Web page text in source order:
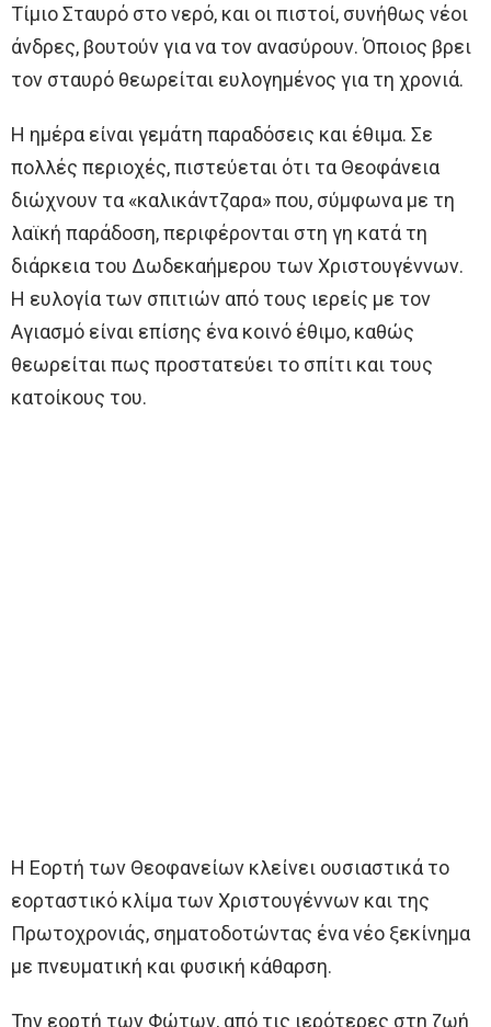
Τίμιο Σταυρό στο νερό, και οι πιστοί, συνήθως νέοι
άνδρες, βουτούν για να τον ανασύρουν. Όποιος βρει
τον σταυρό θεωρείται ευλογημένος για τη χρονιά.
Η ημέρα είναι γεμάτη παραδόσεις και έθιμα. Σε
πολλές περιοχές, πιστεύεται ότι τα Θεοφάνεια
διώχνουν τα «καλικάντζαρα» που, σύμφωνα με τη
λαϊκή παράδοση, περιφέρονται στη γη κατά τη
διάρκεια του Δωδεκαήμερου των Χριστουγέννων.
Η ευλογία των σπιτιών από τους ιερείς με τον
Αγιασμό είναι επίσης ένα κοινό έθιμο, καθώς
θεωρείται πως προστατεύει το σπίτι και τους
κατοίκους του.
Η Εορτή των Θεοφανείων κλείνει ουσιαστικά το
εορταστικό κλίμα των Χριστουγέννων και της
Πρωτοχρονιάς, σηματοδοτώντας ένα νέο ξεκίνημα
με πνευματική και φυσική κάθαρση.
Την εορτή των Φώτων, από τις ιερότερες στη ζωή